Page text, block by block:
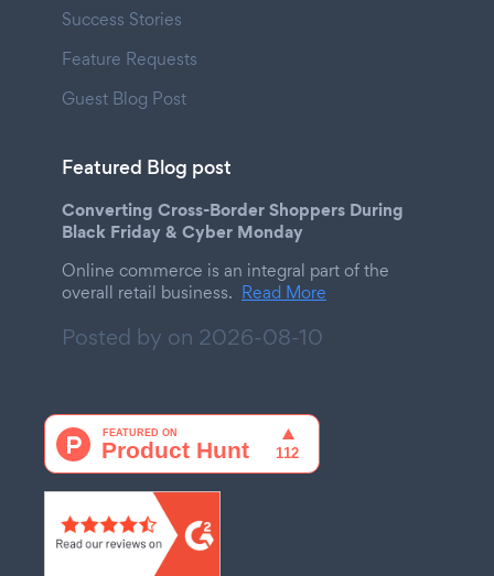
Success Stories
Feature Requests
Guest Blog Post
Featured Blog post
Converting Cross-Border Shoppers During
Black Friday & Cyber Monday
Online commerce is an integral part of the
overall retail business. Read More
Posted by on 2026-08-10